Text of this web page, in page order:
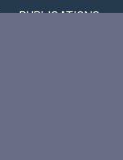
PUBLICATIONS